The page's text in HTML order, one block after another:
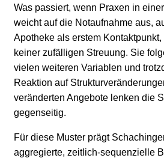
Was passiert, wenn Praxen in
weicht auf die Notaufnahme aus,
Apotheke als erstem
keiner zufälligen Streuung. Sie
vielen weiteren Variablen und
Reaktion auf
veränderten Angebote lenken die
gegenseitig.
Für diese Muster prägt
aggregierte, zeitlich-sequenzielle